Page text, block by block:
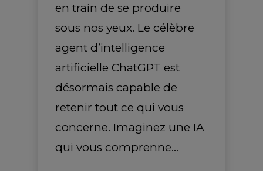
en train de se produire
sous nos yeux. Le célèbre
agent d’intelligence
artificielle ChatGPT est
désormais capable de
retenir tout ce qui vous
concerne. Imaginez une IA
qui vous comprenne…